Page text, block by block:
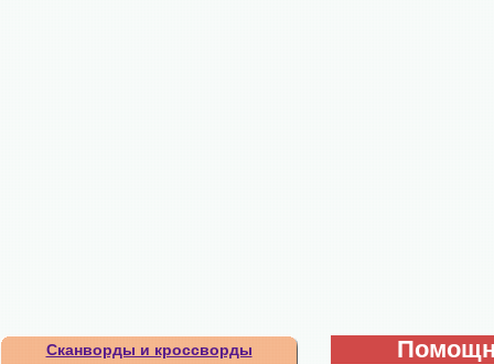
Сканворды и кроссворды